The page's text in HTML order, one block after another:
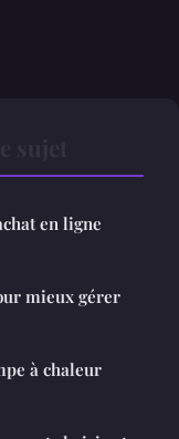
en ligne
mieux gérer
à chaleur